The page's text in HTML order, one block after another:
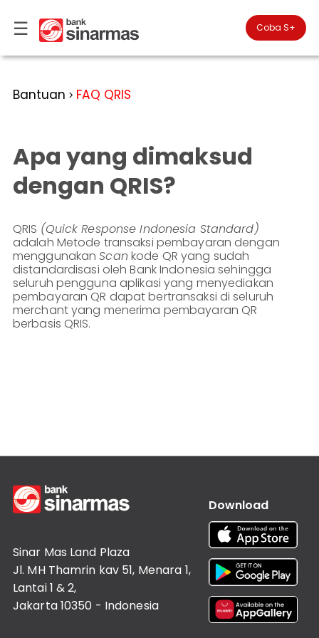
☰× 
#FinansialLebihBaik
Kategori
Bantuan
Deposito
Giro
Kartu
Reksadana
Bancasurance
SimobiPlus
Promosi
di
Perbankan
Personal
Perbankan
Perbankan
Bisnis
Teman
KPR
Layanan
Informasi
ID
EN
Coba S+
Bantuan > FAQ QRIS
Apa yang dimaksud
dengan QRIS?
QRIS (Quick Response Indonesia Standard)
adalah Metode transaksi pembayaran dengan
menggunakanScan kode QR yang sudah
distandardisasi oleh Bank Indonesia sehingga
seluruh pengguna aplikasi yang menyediakan
pembayaran QR dapat bertransaksi di seluruh
merchant yang menerima pembayaran QR
berbasis QRIS.
Sinar Mas Land Plaza
Jl. MH Thamrin kav 51, Menara 1,
Lantai 1 & 2,
Jakarta 10350 - Indonesia
Download